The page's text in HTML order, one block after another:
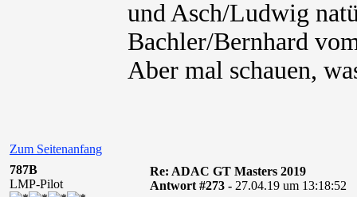
und Asch/Ludwig
Bachler/Bernhard
Aber mal schauen,
Zum Seitenanfang
787B
LMP-Pilot
Re: ADAC GT Masters 2019
Antwort #273 - 27.04.19 um 13:18:52